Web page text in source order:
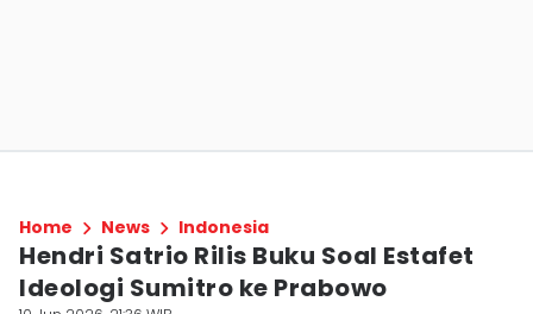
Home News Indonesia
Hendri Satrio Rilis Buku Soal Estafet
Ideologi Sumitro ke Prabowo